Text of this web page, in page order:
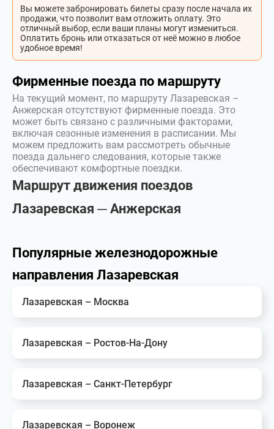
Вы можете забронировать билеты сразу после начала их
продажи, что позволит вам отложить оплату. Это
отличный выбор, если ваши планы могут измениться.
Оплатить бронь или отказаться от неё можно в любое
удобное время!
Фирменные поезда по маршруту
На текущий момент, по маршруту Лазаревская –
Анжерская отсутствуют фирменные поезда. Это
может быть связано с различными факторами,
включая сезонные изменения в расписании. Мы
можем предложить вам рассмотреть обычные
поезда дальнего следования, которые также
обеспечивают комфортные поездки.
Маршрут движения поездов
Лазаревская ─ Анжерская
Популярные железнодорожные
направления Лазаревская
Лазаревская – Москва
Лазаревская – Ростов-На-Дону
Лазаревская – Санкт-Петербург
Лазаревская – Воронеж